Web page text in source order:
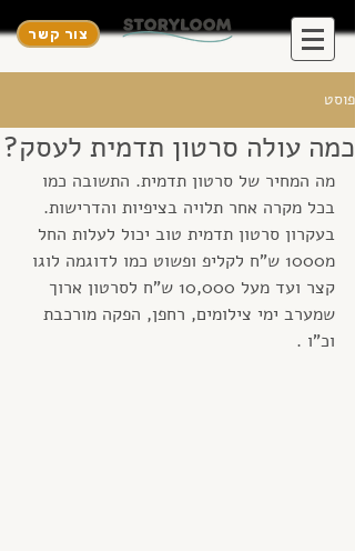
צור קשר
פוסט
כמה עולה סרטון תדמית לעסק?
מה המחיר של סרטון תדמית. התשובה כמו
בכל מקרה אחר תלויה בציפיות והדרישות.
בעקרון סרטון תדמית טוב יכול לעלות החל
מ1000 ש"ח לקליפ ופשוט כמו לדוגמה לוגו
קצר ועד מעל 10,000 ש"ח לסרטון ארוך
שמערב ימי צילומים, רחפן, הפקה מורכבת
וכ"ו .